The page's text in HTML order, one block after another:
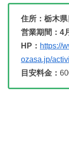
住所：栃木
営業期間：4
HP： https://
ozasa.jp/
目安料金：